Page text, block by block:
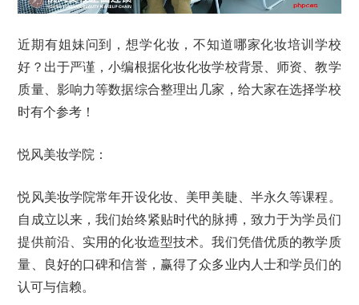
近期有姐妹问到，想学化妆，不知道哪家化妆培训学校
好？出于严谨，小编根据化妆化妆学校背景、师资、教学
质量、影响力等数据综合整理出几家，给大家在选择学校
时有个参考！
悦风美妆学院：
悦风美妆学院常年开设化妆、美甲美睫、半永久等课程。
自成立以来，我们始终紧贴时代的脉搏，致力于为学员们
提供前沿、实用的化妆造型技术。我们凭借优质的教学质
量、良好的口碑和信誉，赢得了众多业内人士和学员们的
认可与信赖。